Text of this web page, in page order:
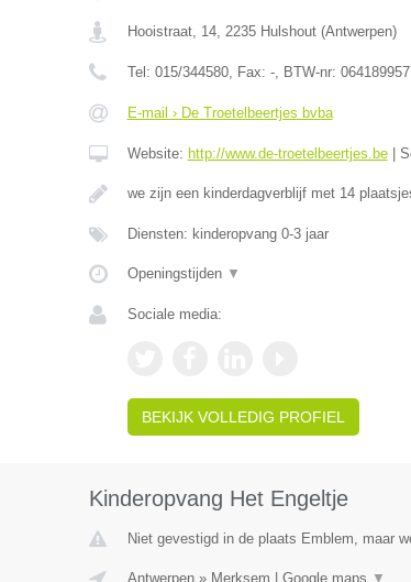
Hooistraat, 14, 2235 Hulshout(Antwerpen)
Tel: 015/344580, Fax: -, BTW-nr:
E-mail › De Troetelbeertjes bvba
Website: http://www.de-troetelbeertjes.be|
we zijn een kinderdagverblijf met 14
Diensten: kinderopvang 0-3 jaar
Openingstijden ▼
Sociale media:
BEKIJK VOLLEDIG PROFIEL
Kinderopvang Het Engeltje
Niet gevestigd in de plaats Emblem, maar
Antwerpen» Merksem Google maps ▼